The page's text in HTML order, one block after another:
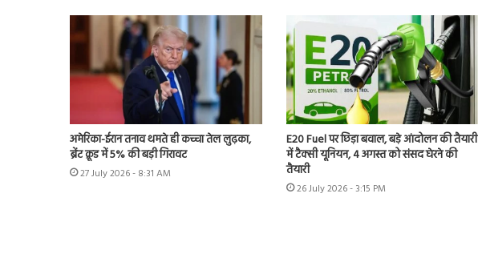
अमेरिका-ईरान तनाव थमते ही कच्चा तेल लुढ़का,
ब्रेंट क्रूड में 5% की बड़ी गिरावट
27 July 2026 - 8:31 AM
E20 Fuel पर छिड़ा बवाल, बड़े आंदोलन की तैयारी
में टैक्सी यूनियन, 4 अगस्त को संसद घेरने की
तैयारी
26 July 2026 - 3:15 PM